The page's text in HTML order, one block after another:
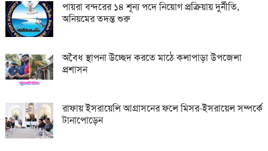
পায়রা বন্দরের ১৪ শূন্য পদে নিয়োগ প্রক্রিয়ায় দুর্নীতি,
অনিয়মের তদন্ত শুরু
অবৈধ স্থাপনা উচ্ছেদ করতে মাঠে কলাপাড়া উপজেলা
প্রশাসন
রাফায় ইসরায়েলি আগ্রাসনের ফলে মিসর-ইসরায়েল সম্পর্কে
টানাপোড়েন